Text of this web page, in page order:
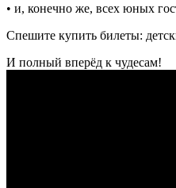
• и, конечно же, всех юных
Спешите купить билеты:
И полный вперёд к чудесам!